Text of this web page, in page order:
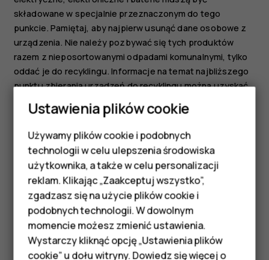
Smartfony
Telefony z funkcjami
podstawowymi
Akcesoria
HMD Terra M
składowane w specjalnie przeznaczonym do tego
punkcie. Pamiętaj, aby najpierw usunąć dane osobowe z
urządzenia. Nie należy pozbywać się tych produktów
razem z nieposortowanymi odpadami komunalnymi, tylko
oddać je do recyklingu. Informacje na temat najbliższego
punktu zbierania urządzeń do recyklingu można uzyskać
od lokalnych władz odpowiedzialnych za gospodarkę
odpadami. Zachęcamy także do odwiedzenia strony
www.hmd.com/phones/support/topics/recycle
zapoznania się z informacjami o programie odbioru
zużytych urządzeń HMD i jego dostępności w Twoim
kraju.
Ustawienia plików cookie
Używamy plików cookie i podobnych
technologii w celu ulepszenia środowiska
użytkownika, a także w celu personalizacji
reklam. Klikając „Zaakceptuj wszystko”,
zgadzasz się na użycie plików cookie i
podobnych technologii. W dowolnym
momencie możesz zmienić ustawienia.
Wystarczy kliknąć opcję „Ustawienia plików
cookie” u dołu witryny. Dowiedz się więcej o